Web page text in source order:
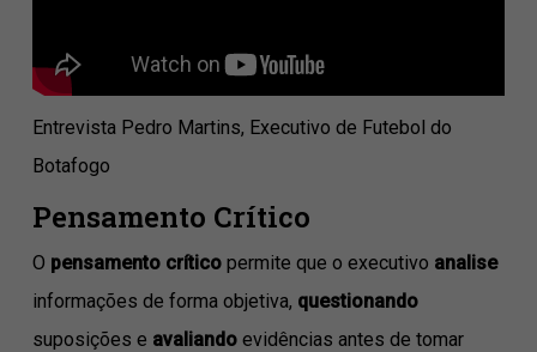
Entrevista Pedro Martins, Executivo de Futebol do
Botafogo
Pensamento Crítico
O pensamento críticopermite que o executivo analise
informações de forma objetiva, questionando
suposições e avaliando evidências antes de tomar